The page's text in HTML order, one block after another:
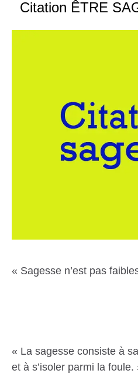
Citation ÊTRE
« Sagesse n’est pas
« La sagesse consiste à
et à s’isoler parmi la foule.